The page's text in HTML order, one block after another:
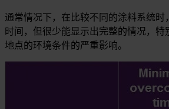
通常情况下，在比较不同的涂料系统时
时间，但很少能显示出完整的情况，特
地点的环境条件的严重影响。